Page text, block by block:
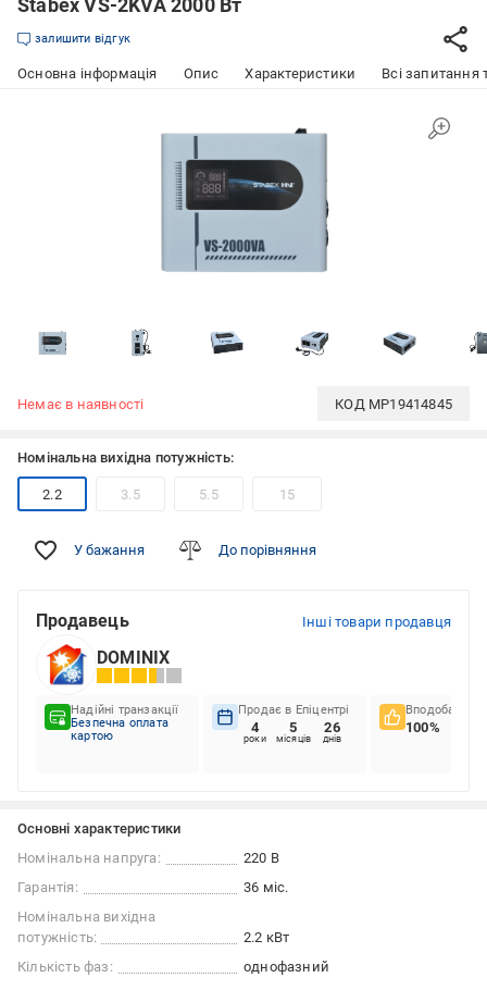
Stabex VS-2KVA 2000 Вт
залишити відгук
Основна інформація Опис Характеристики Всі запитання
Немає в наявності КОД MP19414845
Номінальна вихідна потужність:
2.2 3.5 5.5 15
У бажання До порівняння
Продавець Інші товари продавця
DOMINIX
Надійні транзакції
Безпечна оплата
картою
Продає в Епіцентрі
4
роки
5
місяців
26
днів
Вподобання
100%
Основні характеристики
Номінальна напруга:
220 В
Гарантія:
36 міс.
Номінальна вихідна
потужність:
2.2 кВт
Кількість фаз:
однофазний